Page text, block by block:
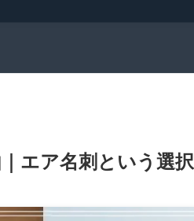
エア名刺という選択